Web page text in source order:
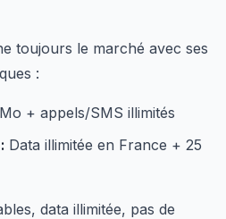
toujours le marché avec ses
:
+ appels/SMS illimités
Data illimitée en France + 25
data illimitée, pas de